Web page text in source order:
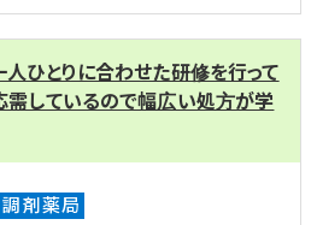
ひとりに合わせた研修を行って
需しているので幅広い処方が学
調剤薬局